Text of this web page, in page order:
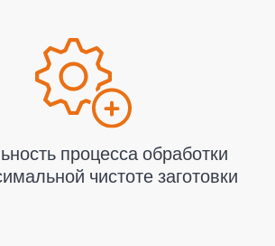
процесса обработки
чистоте заготовки